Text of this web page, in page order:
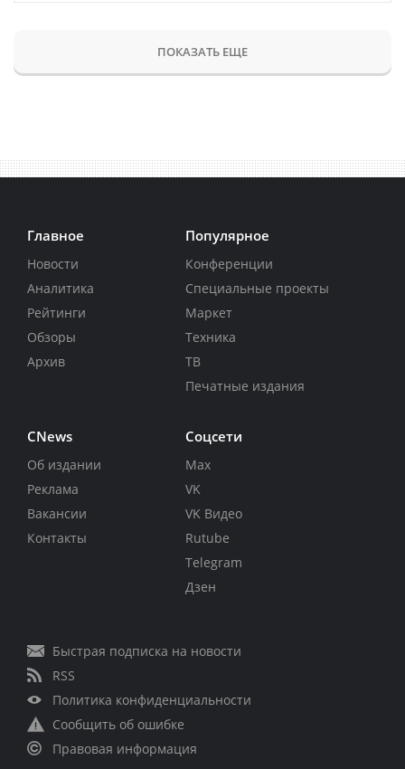
ПОКАЗАТЬ ЕЩЕ
Главное
Новости
Аналитика
Рейтинги
Обзоры
Архив
Популярное
Конференции
Специальные проекты
Маркет
Техника
ТВ
Печатные издания
CNews
Об издании
Реклама
Вакансии
Контакты
Соцсети
Max
VK
VK Видео
Rutube
Telegram
Дзен
Быстрая подписка на новости
RSS
Политика конфиденциальности
Сообщить об ошибке
Правовая информация